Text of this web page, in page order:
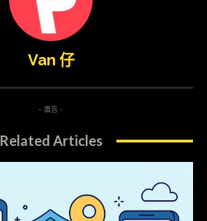
Van 仔
- 廣告 -
Related Articles